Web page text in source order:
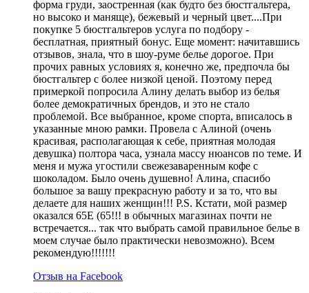
форма груди, заостренная (как будто без бюстгальтера,
но высоко и маняще), бежевый и черный цвет....При
покупке 5 бюстгальтеров услуга по подбору -
бесплатная, приятный бонус. Еще момент: начитавшись
отзывов, знала, что в шоу-руме белье дорогое. При
прочих равных условиях я, конечно же, предпочла бы
бюстгальтер с более низкой ценой. Поэтому перед
примеркой попросила Алину делать выбор из белья
более демократичных брендов, и это не стало
проблемой. Все выбранное, кроме спорта, вписалось в
указанные мною рамки. Провела с Алиной (очень
красивая, располагающая к себе, приятная молодая
девушка) полтора часа, узнала массу нюансов по теме. И
меня и мужа угостили свежезаваренным кофе с
шоколадом. Было очень душевно! Алина, спасибо
большое за вашу прекрасную работу и за то, что вы
делаете для наших женщин!!! P.S. Кстати, мой размер
оказался 65Е (65!!! в обычных магазинах почти не
встречается... так что выбрать самой правильное белье в
моем случае было практически невозможно). Всем
рекомендую!!!!!!!
Отзыв на Facebook